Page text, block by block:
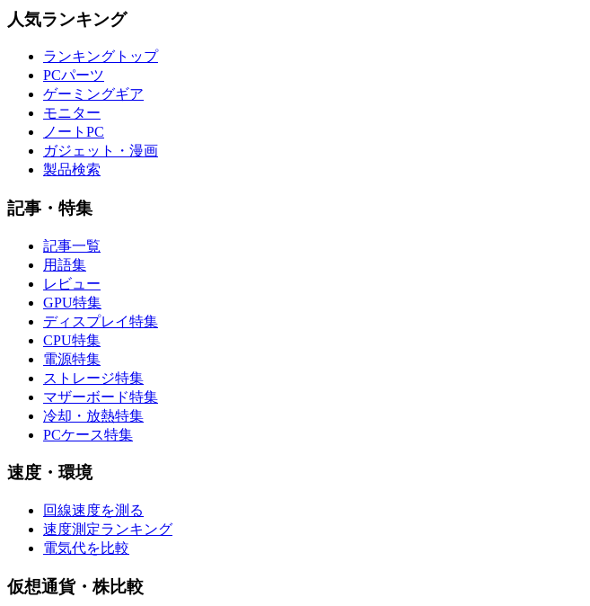
人気ランキング
ランキングトップ
PCパーツ
ゲーミングギア
モニター
ノートPC
ガジェット・漫画
製品検索
記事・特集
記事一覧
用語集
レビュー
GPU特集
ディスプレイ特集
CPU特集
電源特集
ストレージ特集
マザーボード特集
冷却・放熱特集
PCケース特集
速度・環境
回線速度を測る
速度測定ランキング
電気代を比較
仮想通貨・株比較